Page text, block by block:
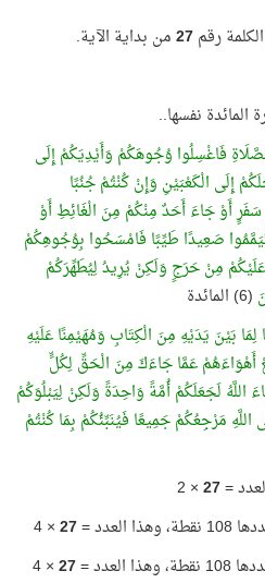
رقم27من بداية الآية.
المائدة نفسها..
فَاغْسِلُوا وُجُوهَكُمْ وَأَيْدِيَكُمْ إِلَى
إِلَى الْكَعْبَيْنِ وَإِنْ كُنْتُمْ جُنُبًا
أَوْ جَاءَ أَحَدٌ مِنْكُمْ مِنَ الْغَائِطِ أَوْ
صَعِيدًا طَيِّبًا فَامْسَحُوا بِوُجُوهِكُمْ
مِنْ حَرَجٍ وَلَكِنْ يُرِيدُ لِيُطَهِّرَكُمْ
(6) المائدة
بَيْنَ يَدَيْهِ مِنَ الْكِتَابِ وَمُهَيْمِنًا عَلَيْهِ
أَهْوَاءَهُمْ عَمَّا جَاءَكَ مِنَ الْحَقِّ لِكُلٍّ
اللَّهُ لَجَعَلَكُمْ أُمَّةً وَاحِدَةً وَلَكِنْ لِيَبْلُوَكُمْ
اللَّهِ مَرْجِعُكُمْ جَمِيعًا فَيُنَبِّئُكُمْ بِمَا كُنْتُمْ
27
× 2
=
27
× 4
=
27
× 4